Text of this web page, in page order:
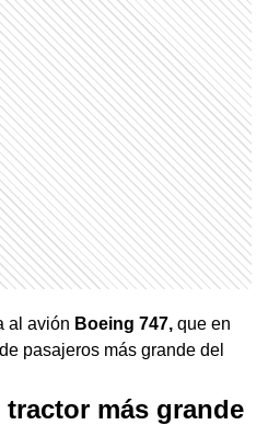
al avión Boeing 747, que en
pasajeros más grande del
más grande